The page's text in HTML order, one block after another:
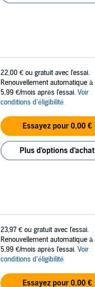
22,00 € ou gratuit avec l'essai.
Renouvellement automatique à
5,99 €/mois après l'essai. Voir
conditions d'éligibilité
Essayez pour 0,00 €
Plus d'options d'achat
23,97 € ou gratuit avec l'essai.
Renouvellement automatique à
5,99 €/mois après l'essai. Voir
conditions d'éligibilité
Essayez pour 0,00 €